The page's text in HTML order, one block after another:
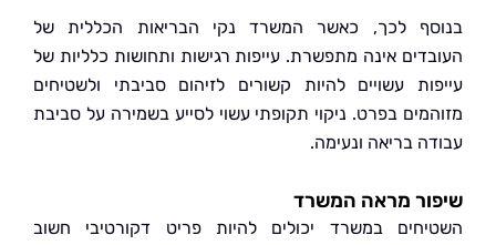
לכך, כאשר המשרד נקי הבריאות הכללית של
אינה מתפשרת. עייפות רגישות ותחושות כלליות של
עשויים להיות קשורים לזיהום סביבתי ולשטיחים
בפרט. ניקוי תקופתי עשוי לסייע בשמירה על סביבת
בריאה ונעימה.
מראה המשרד
במשרד יכולים להיות פריט דקורטיבי חשוב